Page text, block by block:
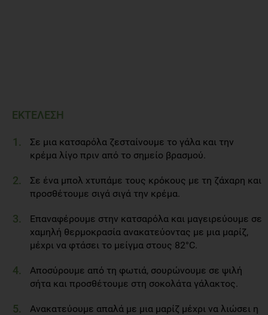
ΕΚΤΕΛΕΣΗ
Σε μια κατσαρόλα ζεσταίνουμε το γάλα και την
κρέμα λίγο πριν από το σημείο βρασμού.
Σε ένα μπολ χτυπάμε τους κρόκους με τη ζάχαρη και
προσθέτουμε σιγά σιγά την κρέμα.
Επαναφέρουμε στην κατσαρόλα και μαγειρεύουμε σε
χαμηλή θερμοκρασία ανακατεύοντας με μια μαρίζ,
μέχρι να φτάσει το μείγμα στους 82°C.
Αποσύρουμε από τη φωτιά, σουρώνουμε σε ψιλή
σήτα και προσθέτουμε στη σοκολάτα γάλακτος.
Ανακατεύουμε απαλά με μια μαρίζ μέχρι να λιώσει η